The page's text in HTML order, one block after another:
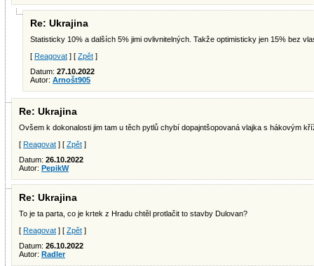
Re: Ukrajina
Statisticky 10% a dalších 5% jimi ovlivnitelných. Takže optimisticky jen 15% bez
[ Reagovat ] [ Zpět ]
Datum: 27.10.2022
Autor: Arnošt905
Re: Ukrajina
Ovšem k dokonalosti jim tam u těch pytlů chybí dopajntšopovaná vlajka s hákovým
[ Reagovat ] [ Zpět ]
Datum: 26.10.2022
Autor: PepikW
Re: Ukrajina
To je ta parta, co je krtek z Hradu chtěl protlačit to stavby Dulovan?
[ Reagovat ] [ Zpět ]
Datum: 26.10.2022
Autor: Radler